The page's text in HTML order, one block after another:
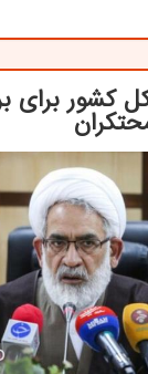
كشور برای